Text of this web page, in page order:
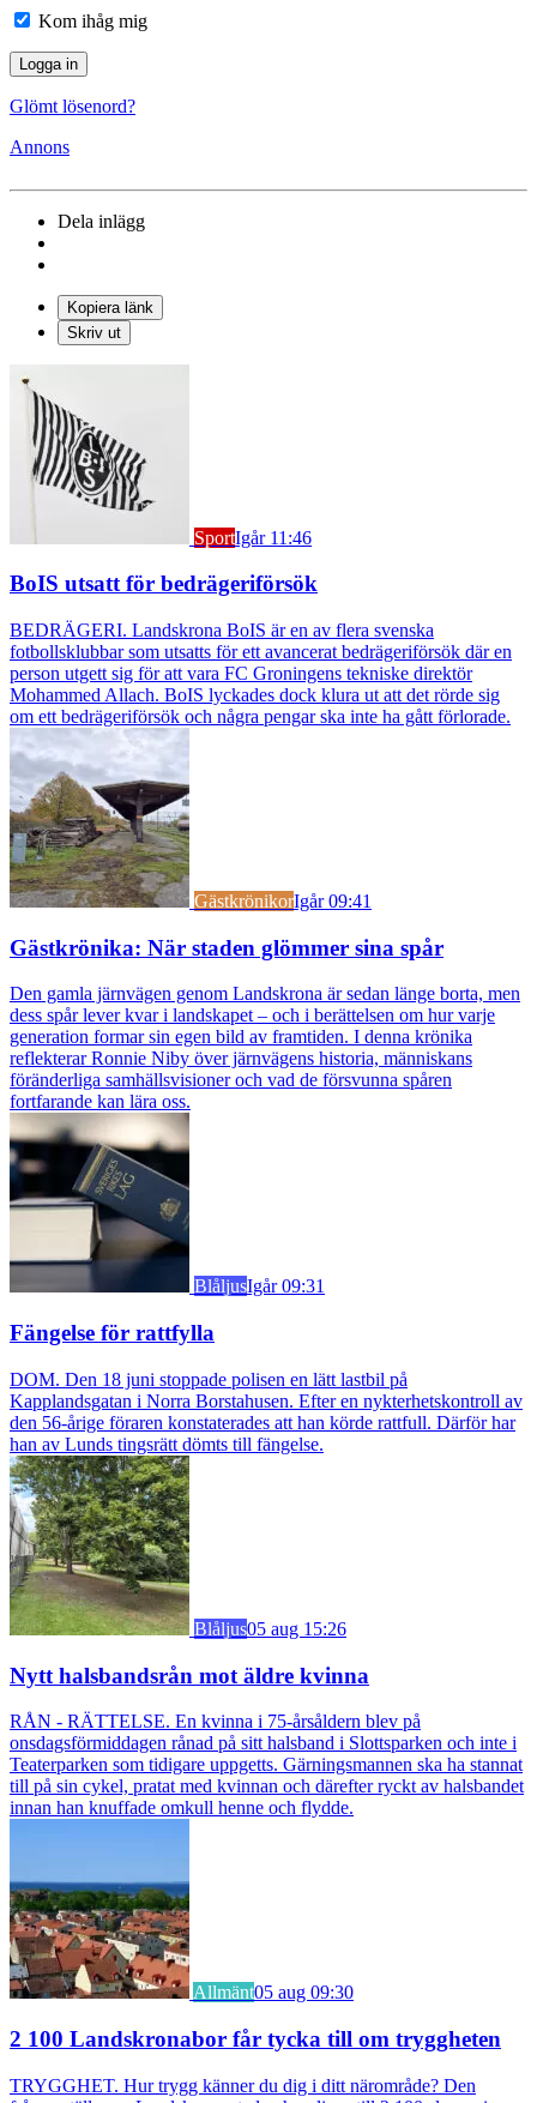
Kom ihåg mig
Glömt lösenord?
Annons
Dela inlägg
Kopiera länk
Skriv ut
SportIgår 11:46
BoIS utsatt för bedrägeriförsök
BEDRÄGERI. Landskrona BoIS är en av flera svenska
fotbollsklubbar som utsatts för ett avancerat bedrägeriförsök där en
person utgett sig för att vara FC Groningens tekniske direktör
Mohammed Allach. BoIS lyckades dock klura ut att det rörde sig
om ett bedrägeriförsök och några pengar ska inte ha gått förlorade.
GästkrönikorIgår 09:41
Gästkrönika: När staden glömmer sina spår
Den gamla järnvägen genom Landskrona är sedan länge borta, men
dess spår lever kvar i landskapet – och i berättelsen om hur varje
generation formar sin egen bild av framtiden. I denna krönika
reflekterar Ronnie Niby över järnvägens historia, människans
föränderliga samhällsvisioner och vad de försvunna spåren
fortfarande kan lära oss.
BlåljusIgår 09:31
Fängelse för rattfylla
DOM. Den 18 juni stoppade polisen en lätt lastbil på
Kapplandsgatan i Norra Borstahusen. Efter en nykterhetskontroll av
den 56-årige föraren konstaterades att han körde rattfull. Därför har
han av Lunds tingsrätt dömts till fängelse.
Blåljus05 aug 15:26
Nytt halsbandsrån mot äldre kvinna
RÅN - RÄTTELSE. En kvinna i 75-årsåldern blev på
onsdagsförmiddagen rånad på sitt halsband i Slottsparken och inte i
Teaterparken som tidigare uppgetts. Gärningsmannen ska ha stannat
till på sin cykel, pratat med kvinnan och därefter ryckt av halsbandet
innan han knuffade omkull henne och flydde.
Allmänt05 aug 09:30
2 100 Landskronabor får tycka till om tryggheten
TRYGGHET. Hur trygg känner du dig i ditt närområde? Den